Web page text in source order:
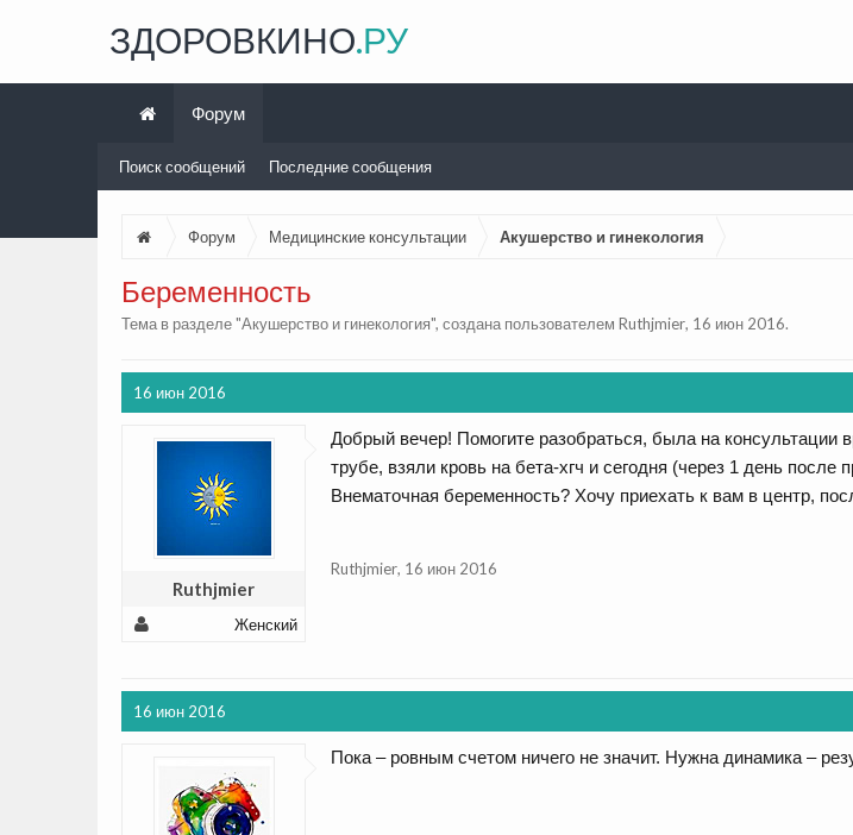
Форум Медицинские консультации Акушерство и гинекология
Беременность
Тема в разделе "Акушерство и гинекология", создана пользователем Ruthjmier, 16 июн 2016.
16 июн 2016
Ruthjmier
Женский
Добрый вечер! Помогите разобраться, была на консультации
трубе, взяли кровь на бета-хгч и сегодня (через 1 день
Внематочная беременность? Хочу приехать к вам в центр,
Ruthjmier, 16 июн 2016
16 июн 2016
Пока – ровным счетом ничего не значит. Нужна динамика –
ЗДОРОВКИНО.РУ
Форум
Поиск сообщений Последние сообщения